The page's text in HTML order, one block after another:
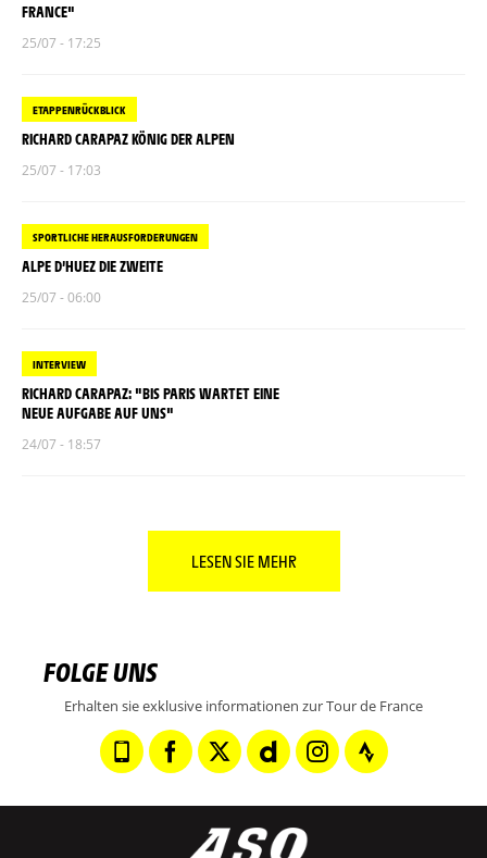
FRANCE"
25/07 - 17:25
ETAPPENRÜCKBLICK
RICHARD CARAPAZ KÖNIG DER ALPEN
25/07 - 17:03
SPORTLICHE HERAUSFORDERUNGEN
ALPE D’HUEZ DIE ZWEITE
25/07 - 06:00
INTERVIEW
RICHARD CARAPAZ: "BIS PARIS WARTET EINE
NEUE AUFGABE AUF UNS"
24/07 - 18:57
LESEN SIE MEHR
FOLGE UNS
Erhalten sie exklusive informationen zur Tour de France